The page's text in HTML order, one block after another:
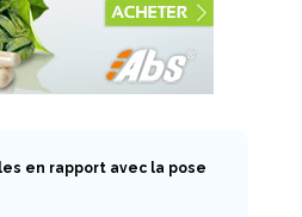
en rapport avec la pose